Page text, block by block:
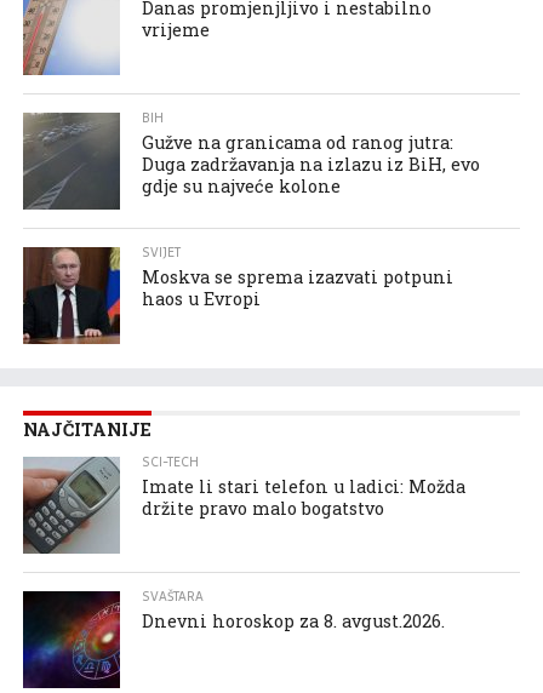
Danas promjenjljivo i nestabilno
vrijeme
BIH
Gužve na granicama od ranog jutra:
Duga zadržavanja na izlazu iz BiH, evo
gdje su najveće kolone
SVIJET
Moskva se sprema izazvati potpuni
haos u Evropi
NAJČITANIJE
SCI-TECH
Imate li stari telefon u ladici: Možda
držite pravo malo bogatstvo
SVAŠTARA
Dnevni horoskop za 8. avgust.2026.